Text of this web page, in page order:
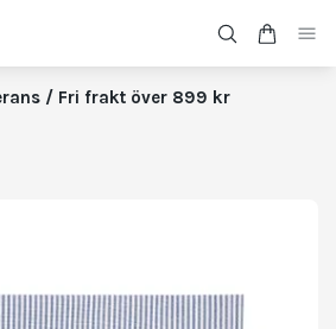
/ Fri frakt över 899 kr